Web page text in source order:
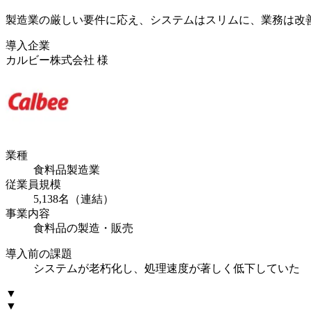
製造業の厳しい要件に応え、システムはスリムに、業務は改
導入企業
カルビー株式会社 様
業種
食料品製造業
従業員規模
5,138名（連結）
事業内容
食料品の製造・販売
導入前の課題
システムが老朽化し、処理速度が著しく低下していた
▼
▼